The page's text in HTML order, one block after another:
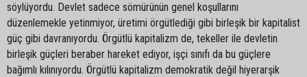
söylüyordu. Devlet sadece sömürünün genel koşullarını
düzenlemekle yetinmiyor, üretimi örgütlediği gibi birleşik bir kapitalist
güç gibi davranıyordu. Örgütlü kapitalizm de, tekeller ile devletin
birleşik güçleri beraber hareket ediyor, işçi sınıfı da bu güçlere
bağımlı kılınıyordu. Örgütlü kapitalizm demokratik değil hiyerarşik